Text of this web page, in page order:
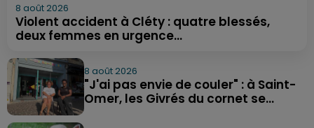
8 août 2026
Violent accident à Cléty : quatre blessés,
deux femmes en urgence...
8 août 2026
"J'ai pas envie de couler" : à Saint-
Omer, les Givrés du cornet se...